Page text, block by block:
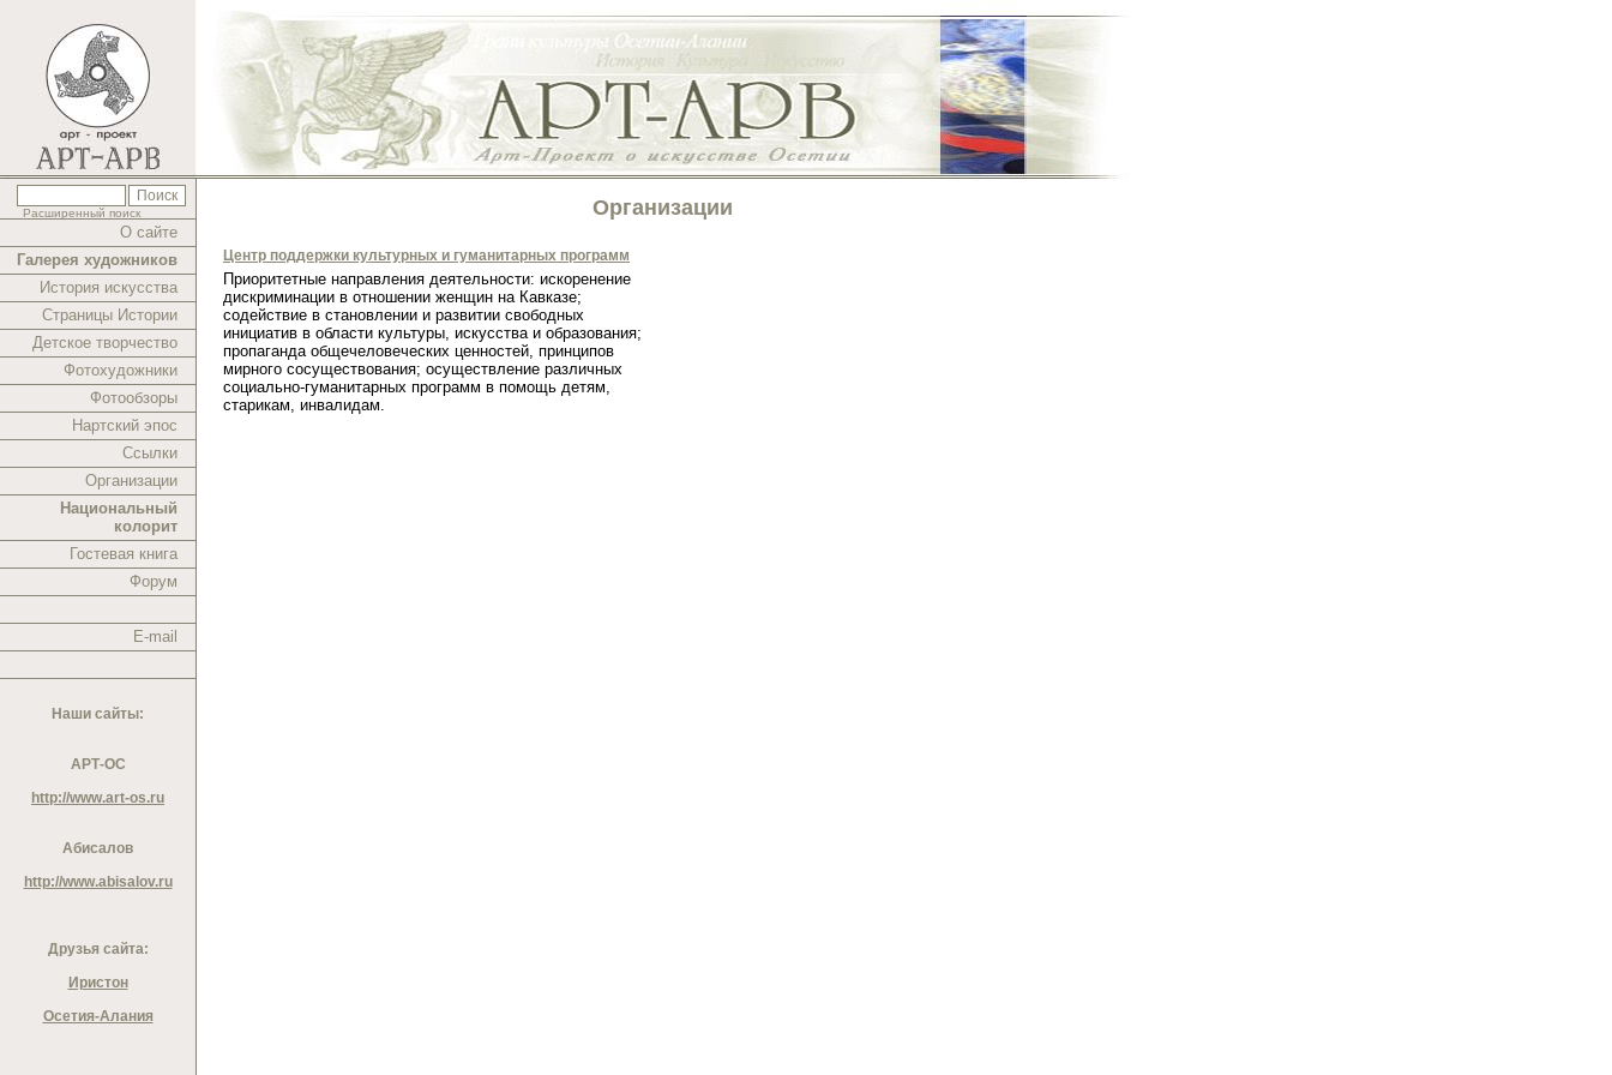
Расширенный поиск
О сайте
Галерея художников
История искусства
Страницы Истории
Детское творчество
Фотохудожники
Фотообзоры
Нартский эпос
Ссылки
Организации
Национальный
колорит
Гостевая книга
Форум
E-mail
Наши сайты:
АРТ-ОС
http://www.art-os.ru
Абисалов
http://www.abisalov.ru
Друзья сайта:
Иристон
Осетия-Алания
Организации
Центр поддержки культурных и гуманитарных программ
Приоритетные направления деятельности: искоренение
дискриминации в отношении женщин на Кавказе;
содействие в становлении и развитии свободных
инициатив в области культуры, искусства и образования;
пропаганда общечеловеческих ценностей, принципов
мирного сосуществования; осуществление различных
социально-гуманитарных программ в помощь детям,
старикам, инвалидам.